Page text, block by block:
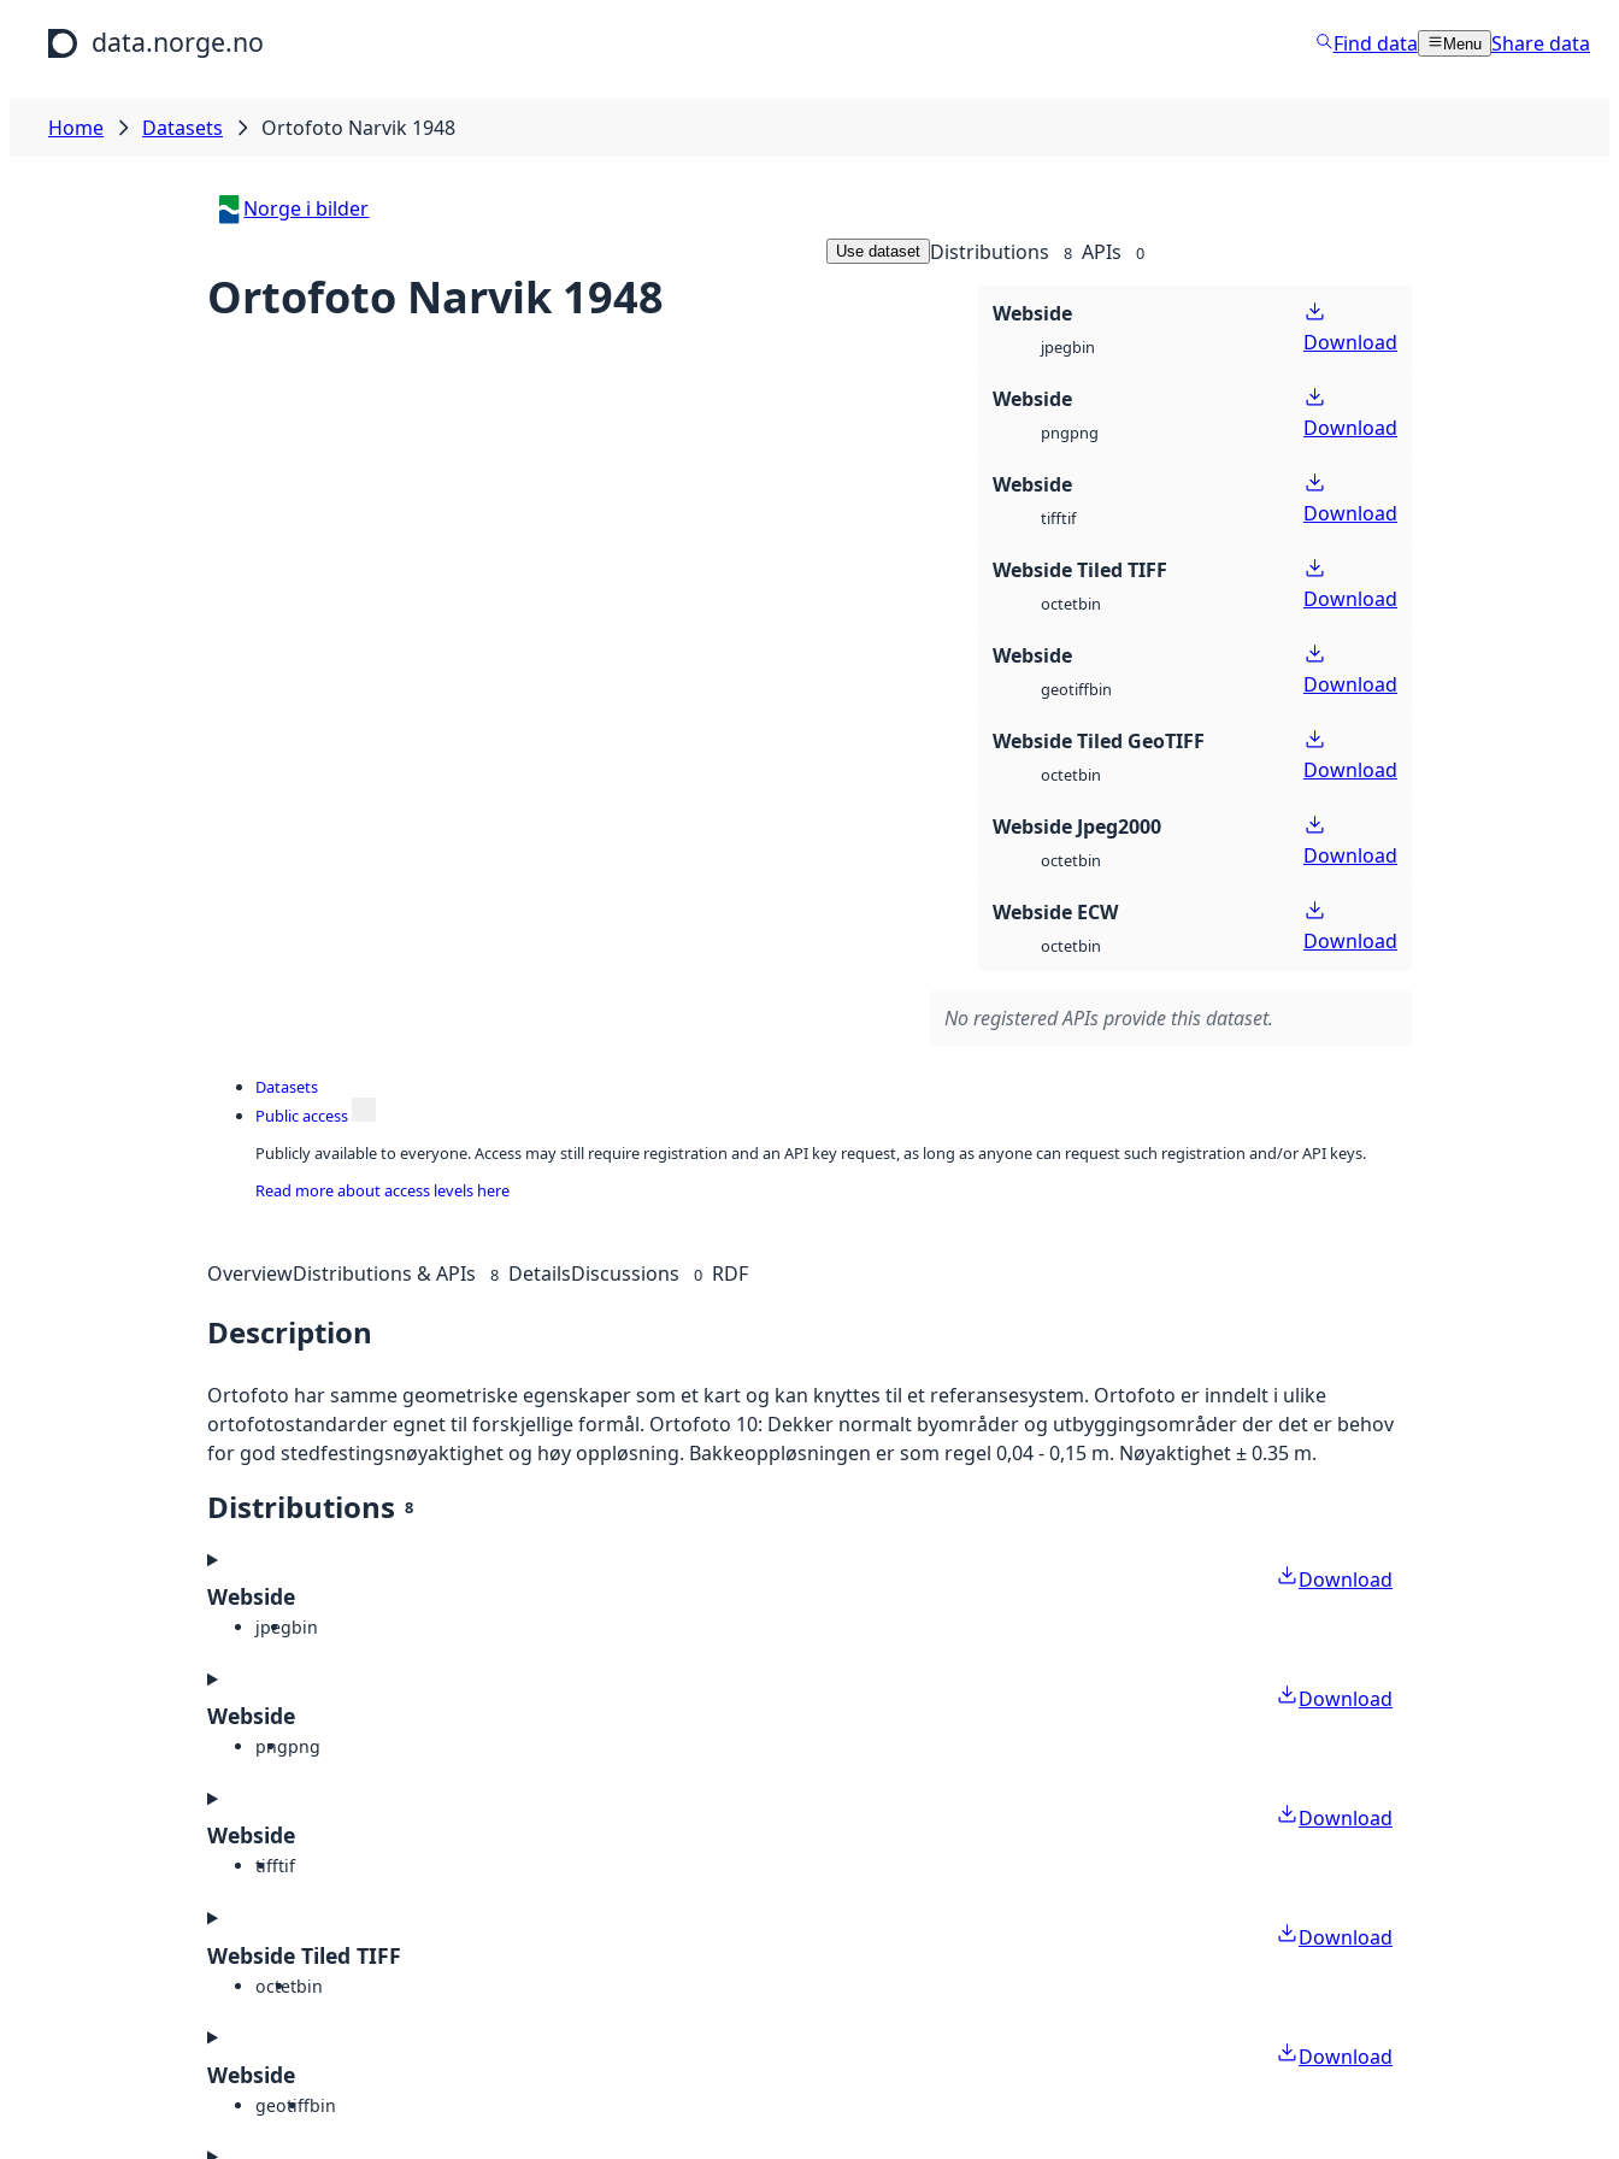
Skip to main content
data.norge.no Find data Menu Share data
Home Datasets Ortofoto Narvik 1948
Norge i bilder
Ortofoto Narvik 1948
Use dataset Distributions 8 APIs 0
Webside
jpegbin Download
Webside
pngpng Download
Webside
tifftif Download
Webside Tiled TIFF
octetbin Download
Webside
geotiffbin Download
Webside Tiled GeoTIFF
octetbin Download
Webside Jpeg2000
octetbin Download
Webside ECW
octetbin Download
No registered APIs provide this dataset.
Datasets
Public access
Publicly available to everyone. Access may still require registration and an API key request, as long as anyone can request such registration and/or API keys.
Read more about access levels here
OverviewDistributions & APIs 8 DetailsDiscussions 0 RDF
Description
Ortofoto har samme geometriske egenskaper som et kart og kan knyttes til et referansesystem. Ortofoto er inndelt i ulike
ortofotostandarder egnet til forskjellige formål. Ortofoto 10: Dekker normalt byområder og utbyggingsområder der det er behov
for god stedfestingsnøyaktighet og høy oppløsning. Bakkeoppløsningen er som regel 0,04 - 0,15 m. Nøyaktighet ± 0.35 m.
Distributions 8
Webside
jpegbin
Download
Webside
pngpng
Download
Webside
tifftif
Download
Webside Tiled TIFF
octetbin
Download
Webside
geotiffbin
Download